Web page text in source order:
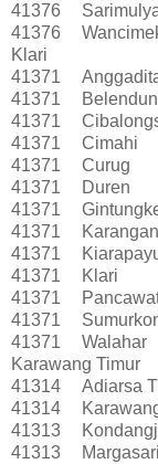
41376
41376
Klari
41371
41371
41371
41371
Cimahi
41371
Curug
41371
Duren
41371
41371
41371
41371
Klari
41371
41371
41371
Walahar
Karawang Timur
41314
Adiarsa
41314
41313
41313
Margasari